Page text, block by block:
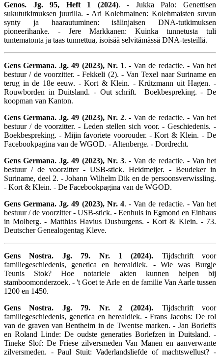
Genos. Jg. 95, Heft 1 (2024). - Jukka Palo: Genettisen
sukututkimuksen juurilla. - Ari Kolehmainen: Kolehmaisten suvun
synty ja haarautuminen: isälinjaisen DNA-tutkimuksen
pioneerihanke. - Jere Markkanen: Kuinka tunnetusta tuli
tuntematonta ja taas tunnettua, isoisää selvitämässä DNA-testeillä.
Gens Germana. Jg. 49 (2023), Nr. 1. - Van de redactie. - Van het
bestuur / de voorzitter. - Fekkeli (2). - Van Texel naar Suriname en
terug in de 18e eeuw. - Kort & Klein. - Krützmann uit Hagen. -
Rouwborden in Duitsland. - Out schrift. Boekbespreking. - De
koopman van Kanton.
Gens Germana. Jg. 49 (2023), Nr. 2. - Van de redactie. - Van het
bestuur / de voorzitter. - Leden stellen sich voor. - Geschiedenis. -
Boekbespreking. - Mijin favoriete voorouder. - Kort & Klein. - De
Facebookpagina van de WGOD. - Altenberge. - Dordrecht.
Gens Germana. Jg. 49 (2023), Nr. 3. - Van de redactie. - Van het
bestuur / de voorzitter - USB-stick. Heidmeijer. - Beudeker in
Suriname, deel 2. - Johann Wilhelm Dik en de persoonsverwissling.
- Kort & Klein. - De Facebookpagina van de WGOD.
Gens Germana. Jg. 49 (2023), Nr. 4. - Van de redactie. - Van het
bestuur / de voorzitter - USB-stick. - Eenhuis in Egmond en Einhaus
in Molberg. - Matthias Havius Dusburgens. - Kort & Klein. - 73.
Deutscher Genealogentag Kleve.
Gens Nostra. Jg. 79. Nr. 1 (2024). Tijdschrift voor
familiegeschiedenis, genetica en herealdiek. - Wie was Burgje
Teunis Stok? Hoe notariele akten kunnen helpen bij
stamboomonderzoek. - 't Goet te Arle en de familie Van Aarle tussen
1200 en 1450.
Gens Nostra. Jg. 79. Nr. 2 (2024). Tijdschrift voor
familiegeschiedenis, genetica en herealdiek. - Frans Jacobs: De rol
van de graven van Bentheim in de Twentse marken. - Jan Borleffs
en Roland Linde: De oudste generaties Borlefzen in Duitsland. -
Tineke Slof: De Friese zilversmeden Van Manen en aanverwante
zilversmeden. - Paul Stuit: Vaderlandsliefde of machtswellust? -